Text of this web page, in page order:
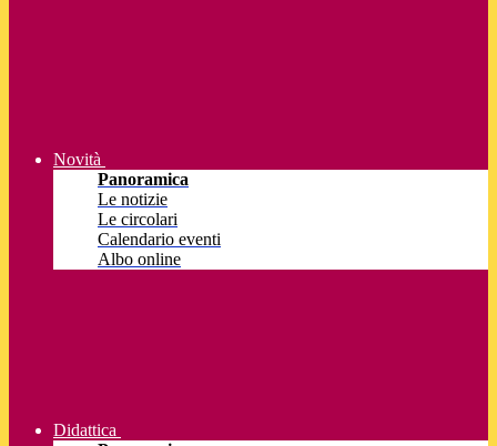
Novità
Panoramica
Le notizie
Le circolari
Calendario eventi
Albo online
Didattica